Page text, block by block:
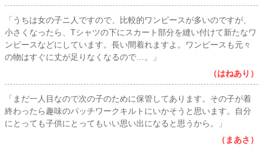
「うちは女の子ニ人ですので、比較的ワンピースが多いのですが、
小さくなったら、Tシャツの下にスカート部分を縫い付けて新たなワ
ンピースなどにしています。長い間着れますよ。ワンピースも元々
の物はすぐに丈が足りなくなるので…。」
（はねあり）
「まだ一人目なので次の子のために保管してあります。その子が着
終わったら趣味のパッチワークキルトにいかそうと思います。自分
にとっても子供にとってもいい思い出になると思うから。」
（まあさ）